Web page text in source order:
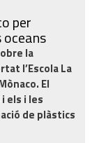
per
la
l’Escola La
El
els i les
de plàstics